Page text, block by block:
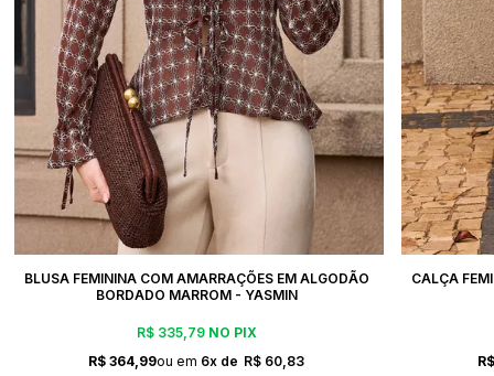
BLUSA FEMININA COM AMARRAÇÕES EM ALGODÃO
BORDADO MARROM - YASMIN
R$ 335,79NO PIX
R$ 364,99
6x R$ 60,83
CALÇA